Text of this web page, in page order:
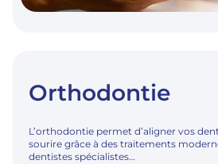
Orthodontie
L’orthodontie permet d’aligner vos
sourire grâce à des traitements
dentistes spécialistes…